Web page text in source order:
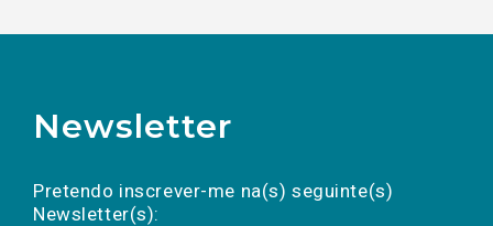
Newsletter
Pretendo inscrever-me na(s) seguinte(s)
Newsletter(s):
a(s) newsletter(s).
mail